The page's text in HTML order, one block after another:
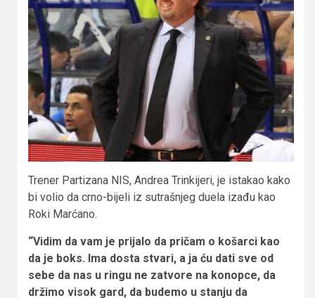
Trener Partizana NIS, Andrea Trinkijeri, je istakao kako
bi volio da crno-bijeli iz sutrašnjeg duela izađu kao
Roki Marćano.
“Vidim da vam je prijalo da pričam o košarci kao
da je boks. Ima dosta stvari, a ja ću dati sve od
sebe da nas u ringu ne zatvore na konopce, da
držimo visok gard, da budemo u stanju da